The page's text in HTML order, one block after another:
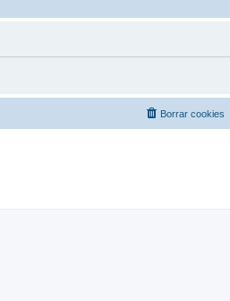
Borrar cookies